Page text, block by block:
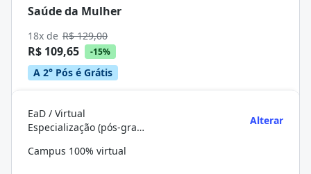
Saúde da Mulher
18x de R$ 129,00
R$ 109,65 -15%
A 2° Pós é Grátis
EaD / Virtual
Especialização (pós-graduação)
Alterar
Campus 100% virtual